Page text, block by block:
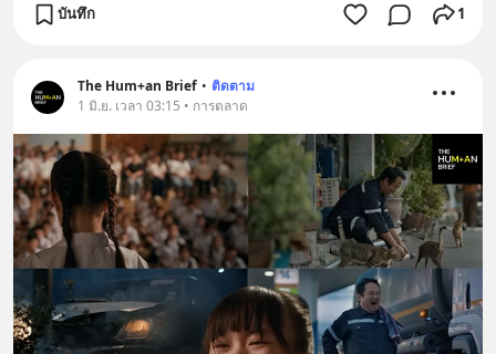
บันทึก 1
The Hum+an Brief • ติดตาม
1 มิ.ย. เวลา 03:15 • การตลาด